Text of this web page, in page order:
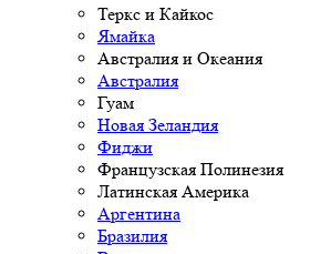
Теркс и Кайкос
Ямайка
Австралия и Океания
Австралия
Гуам
Новая Зеландия
Фиджи
Французская Полинезия
Латинская Америка
Аргентина
Бразилия